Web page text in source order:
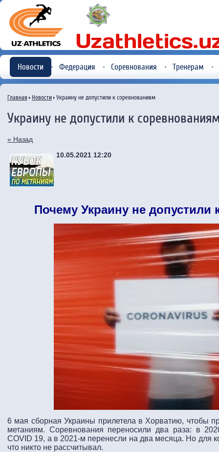
Новости Федерация Соревнования Тренерам
Главная Новости Украину не допустили к соревнованиям
Украину не допустили к
« Назад
10.05.2021 12:20
Почему Украину не допустили
6 мая сборная Украины прилетела в Хорватию, чтобы
метаниям. Соревнования переносили два раза: в
COVID 19, а в 2021-м перенесли на два месяца. Но для
что никто не рассчитывал.